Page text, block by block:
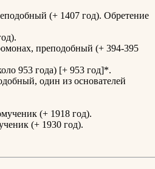
(+ 1407 год). Обретение
преподобный (+ 394-395
953 года) [+ 953 год]*.
один из основателей
(+ 1918 год).
(+ 1930 год).